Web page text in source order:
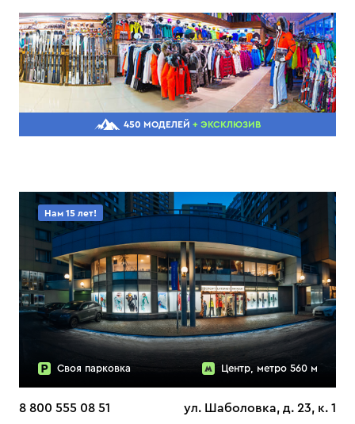
450 МОДЕЛЕЙ + ЭКСКЛЮЗИВ
Нам 15 лет!
Своя парковка Центр, метро 560 м
8 800 555 08 51 ул. Шаболовка, д. 23, к. 1